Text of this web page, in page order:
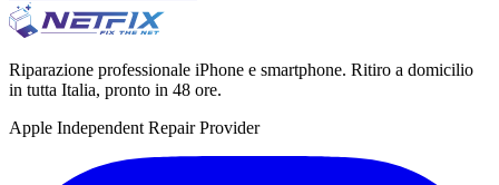
Riparazione professionale iPhone e smartphone. Ritiro a domicilio
in tutta Italia, pronto in 48 ore.
Apple Independent Repair Provider